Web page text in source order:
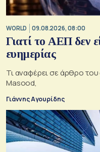
WORLD 09.08.2026, 08:00
Γιατί το ΑΕΠ δεν
ευημερίας
Τι αναφέρει σε άρθρο
Masood,
Γιάννης Αγουρίδης